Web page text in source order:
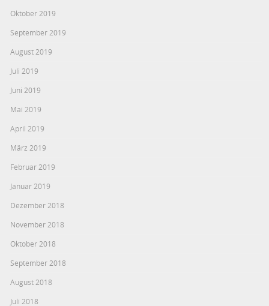
Oktober 2019
September 2019
August 2019
Juli 2019
Juni 2019
Mai 2019
April 2019
März 2019
Februar 2019
Januar 2019
Dezember 2018
November 2018
Oktober 2018
September 2018
August 2018
Juli 2018